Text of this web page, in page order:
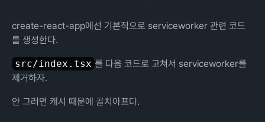
create-react-app에선 기본적으로 serviceworker 관련 코드
를 생성한다.
src/index.tsx 를 다음 코드로 고쳐서 serviceworker를
제거하자.
안 그러면 캐시 때문에 골치아프다.